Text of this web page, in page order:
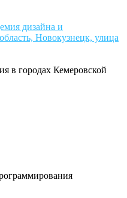
дизайна и
Новокузнецк, улица
в городах Кемеровской